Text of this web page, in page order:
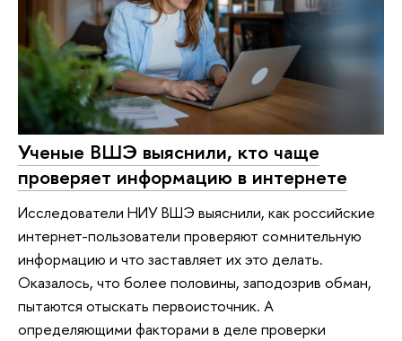
Ученые ВШЭ выяснили, кто чаще
проверяет информацию в интернете
Исследователи НИУ ВШЭ выяснили, как российские
интернет-пользователи проверяют сомнительную
информацию и что заставляет их это делать.
Оказалось, что более половины, заподозрив обман,
пытаются отыскать первоисточник. А
определяющими факторами в деле проверки